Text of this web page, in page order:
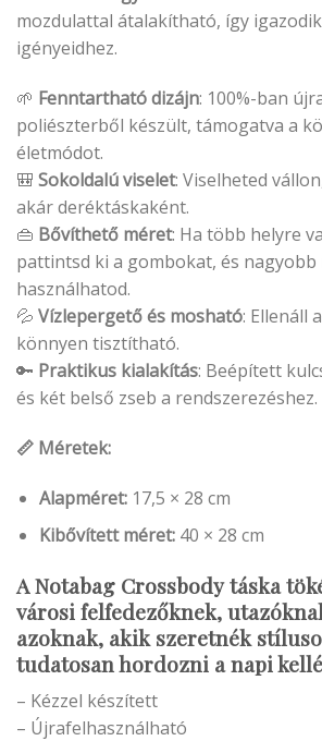
mozdulattal átalakítható, így
igényeidhez.
🌱 Fenntartható dizájn: 100%-ban
poliészterből készült, támogatva a
életmódot.
🎒 Sokoldalú viselet: Viselheted
akár deréktáskaként.
👜 Bővíthető méret: Ha több helyre
pattintsd ki a gombokat, és
használhatod.
💦 Vízlepergető és mosható: Ellenáll
könnyen tisztítható.
🔑 Praktikus kialakítás: Beépített
és két belső zseb a rendszerezéshez.
📏 Méretek:
Alapméret:17,5 × 28 cm
Kibővített méret:40 × 28 cm
ANotabag Crossbody táska
városi felfedezőknek,
azoknak, akik szeretnék
tudatosan hordozni a napi
– Kézzel készített
– Újrafelhasználható